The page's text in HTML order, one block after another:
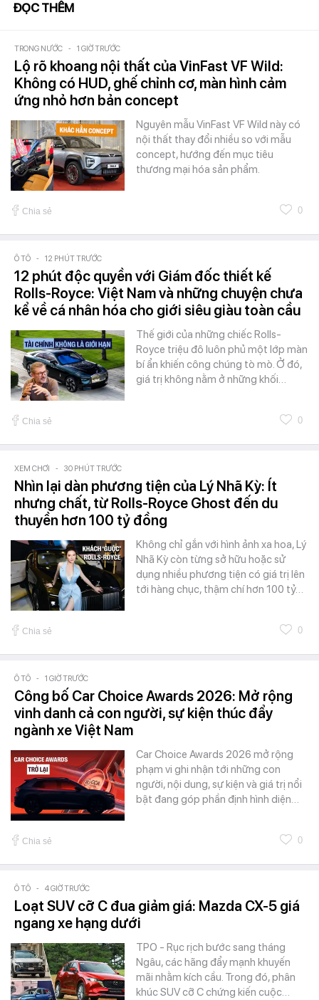
ĐỌC THÊM
TRONG NƯỚC - 1 GIỜ TRƯỚC
Lộ rõ khoang nội thất của VinFast VF Wild:
Không có HUD, ghế chỉnh cơ, màn hình cảm
ứng nhỏ hơn bản concept
Nguyên mẫu VinFast VF Wild này có
nội thất thay đổi nhiều so với mẫu
concept, hướng đến mục tiêu
thương mại hóa sản phẩm.
Chia sẻ 0
Ô TÔ - 12 PHÚT TRƯỚC
12 phút độc quyền với Giám đốc thiết kế
Rolls-Royce: Việt Nam và những chuyện chưa
kể về cá nhân hóa cho giới siêu giàu toàn cầu
Thế giới của những chiếc Rolls-
Royce triệu đô luôn phủ một lớp màn
bí ẩn khiến công chúng tò mò. Ở đó,
giá trị không nằm ở những khối…
Chia sẻ 0
XEM CHƠI - 30 PHÚT TRƯỚC
Nhìn lại dàn phương tiện của Lý Nhã Kỳ: Ít
nhưng chất, từ Rolls-Royce Ghost đến du
thuyền hơn 100 tỷ đồng
Không chỉ gắn với hình ảnh xa hoa, Lý
Nhã Kỳ còn từng sở hữu hoặc sử
dụng nhiều phương tiện có giá trị lên
tới hàng chục, thậm chí hơn 100 tỷ…
Chia sẻ 0
Ô TÔ - 1 GIỜ TRƯỚC
Công bố Car Choice Awards 2026: Mở rộng
vinh danh cả con người, sự kiện thúc đẩy
ngành xe Việt Nam
Car Choice Awards 2026 mở rộng
phạm vi ghi nhận tới những con
người, nội dung, sự kiện và giá trị nổi
bật đang góp phần định hình diện…
Chia sẻ 0
Ô TÔ - 4 GIỜ TRƯỚC
Loạt SUV cỡ C đua giảm giá: Mazda CX-5 giá
ngang xe hạng dưới
TPO - Rục rịch bước sang tháng
Ngâu, các hãng đẩy mạnh khuyến
mãi nhằm kích cầu. Trong đó, phân
khúc SUV cỡ C chứng kiến cuộc…